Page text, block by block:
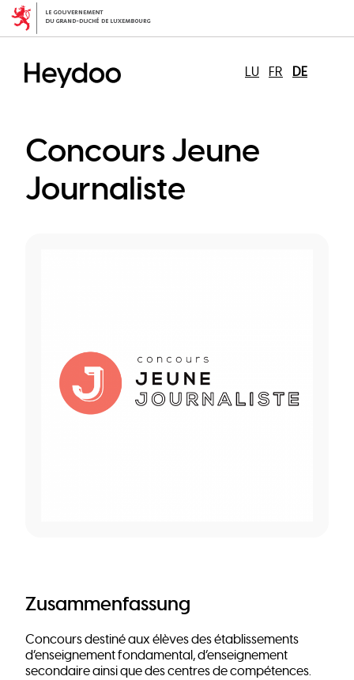
Direkt
zum
LU
FR DE
Concours Jeune
Journaliste
Zusammenfassung
Concours destiné aux élèves des établissements
d’enseignement fondamental, d’enseignement
secondaire ainsi que des centres de compétences.